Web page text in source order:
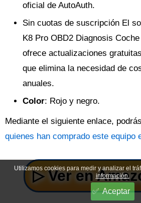
oficial de AutoAuth.
Sin cuotas de suscripción El
K8 Pro OBD2 Diagnosis
ofrece actualizaciones
que elimina la necesidad de
anuales.
Color: Rojo y negro.
Mediante el siguiente enlace,
quienes han comprado este equipo
Utilizamos cookies para medir y analizar el
información.
Aceptar